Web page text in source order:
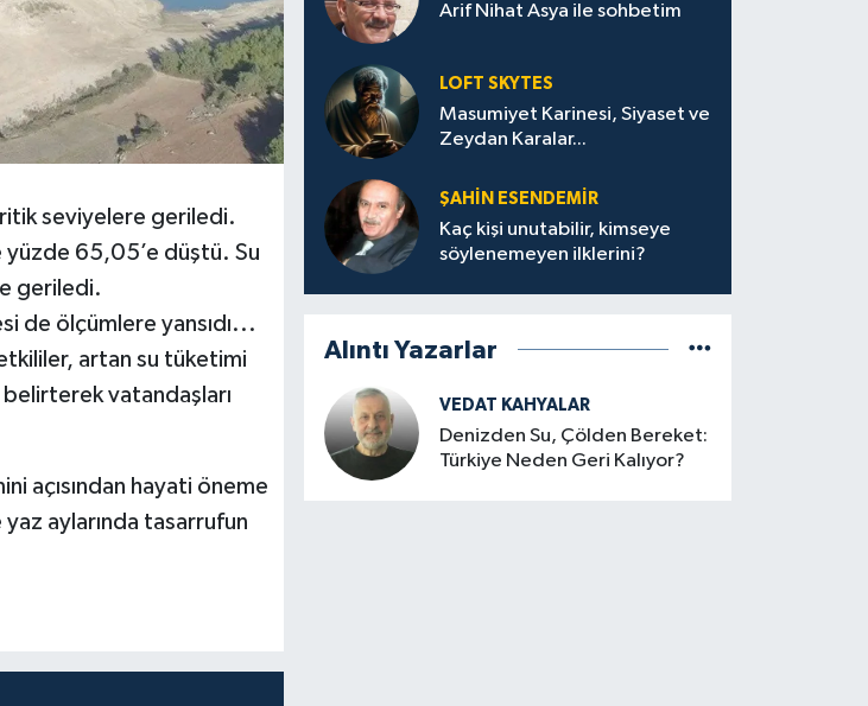
seviyelere geriledi.
yüzde 65,05’e düştü. Su
geriledi.
de ölçümlere yansıdı...
artan su tüketimi
belirterek vatandaşları
açısından hayati öneme
yaz aylarında tasarrufun
Arif Nihat Asya ile sohbetim
LOFT SKYTES
Masumiyet Karinesi, Siyaset ve
Zeydan Karalar...
ŞAHIN ESENDEMIR
Kaç kişi unutabilir, kimseye
söylenemeyen ilklerini?
Alıntı Yazarlar
VEDAT KAHYALAR
Denizden Su, Çölden Bereket:
Türkiye Neden Geri Kalıyor?